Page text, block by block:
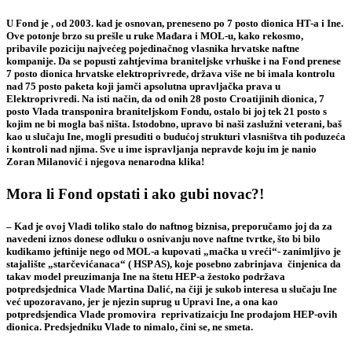
U Fond je , od 2003. kad je osnovan, preneseno po 7 posto dionica HT-a i Ine.
Ove potonje brzo su prešle u ruke Mađara i MOL-u, kako rekosmo,
pribavile poziciju najvećeg pojedinačnog vlasnika hrvatske naftne
kompanije. Da se popusti zahtjevima braniteljske vrhuške i na Fond prenese
7 posto dionica hrvatske elektroprivrede, država više ne bi imala kontrolu
nad 75 posto paketa koji jamči apsolutna upravljačka prava u
Elektroprivredi. Na isti način, da od onih 28 posto Croatijinih dionica, 7
posto Vlada transponira braniteljskom Fondu, ostalo bi joj tek 21 posto s
kojim ne bi mogla baš ništa. Istodobno, upravo bi naši zaslužni veterani, baš
kao u slučaju Ine, mogli presuditi o budućoj strukturi vlasništva tih poduzeća
i kontroli nad njima. Sve u ime ispravljanja nepravde koju im je nanio
Zoran Milanović i njegova nenarodna klika!
Mora li Fond opstati i ako gubi novac?!
– Kad je ovoj Vladi toliko stalo do naftnog biznisa, preporučamo joj da za
navedeni iznos donese odluku o osnivanju nove naftne tvrtke, što bi bilo
kudikamo jeftinije nego od MOL-a kupovati „mačka u vreći“- zanimljivo je
stajalište „starčevićanaca“ ( HSP AS), koje posebno zabrinjava činjenica da
takav model preuzimanja Ine na štetu HEP-a žestoko podržava
potpredsjednica Vlade Martina Dalić, na čiji je sukob interesa u slučaju Ine
već upozoravano, jer je njezin suprug u Upravi Ine, a ona kao
potpredsjendica Vlade promovira reprivatizaicju Ine prodajom HEP-ovih
dionica. Predsjedniku Vlade to nimalo, čini se, ne smeta.